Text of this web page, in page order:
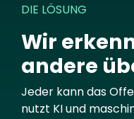
DIE LÖSUNG
Wir
andere
Jeder kann das
nutzt KI und